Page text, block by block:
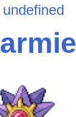
undefined